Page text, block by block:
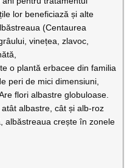
lor beneficiază și alte
(Centaurea
vinețea, zlavoc,
o plantă erbacee din familia
peri de mici dimensiuni,
flori albastre globuloase.
albastre, cât și alb-roz
albăstreaua crește în zonele